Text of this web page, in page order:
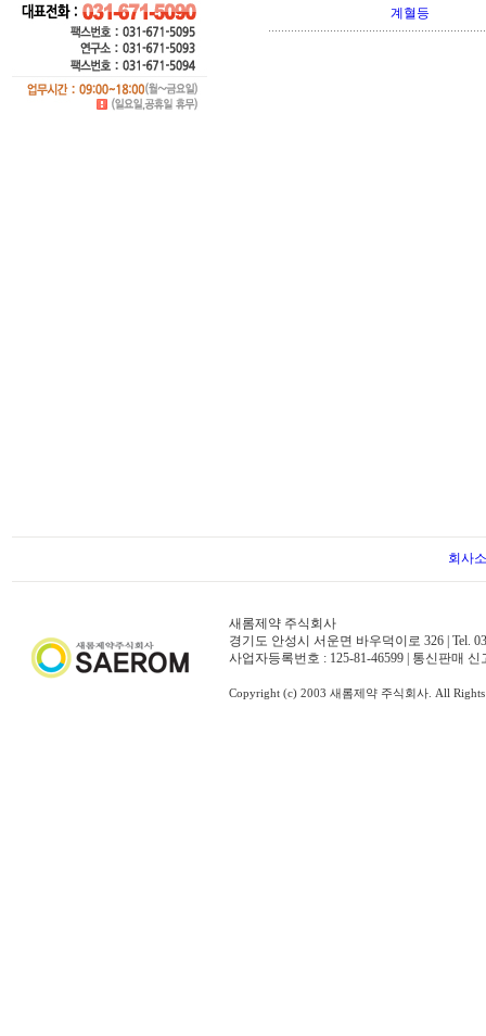
계혈등
회사
새롬제약 주식회사
경기도 안성시 서운면 바우덕이로 326 | Tel.
사업자등록번호 : 125-81-46599 | 통신판매
Copyright (c) 2003 새롬제약 주식회사. All Rights